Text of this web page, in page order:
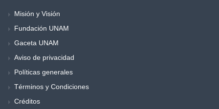
Misión y Visión
Fundación UNAM
Gaceta UNAM
Aviso de privacidad
Políticas generales
Términos y Condiciones
Créditos